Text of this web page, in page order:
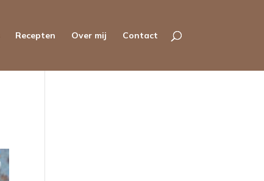
Recepten Over mij Contact